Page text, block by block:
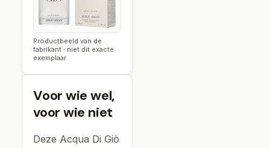
Productbeeld van de
fabrikant · niet dit exacte
exemplaar
Voor wie wel,
voor wie niet
Deze Acqua Di Giò